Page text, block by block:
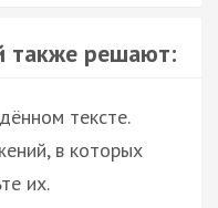
также решают:
тексте.
в которых
их.